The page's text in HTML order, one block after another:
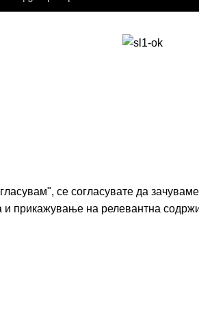
се согласувате да
и прикажување на релевантна